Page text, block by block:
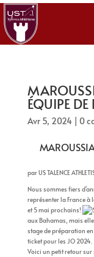
ÉQUIPE DE
Avr 5, 2024| 0
parUS TALENCE
Nous sommes fiers
représenter la France à
et 5 mai prochains!
aux Bahamas, mais
stage de préparation
ticket pour les JO 2024.
Voici un petit retour sur